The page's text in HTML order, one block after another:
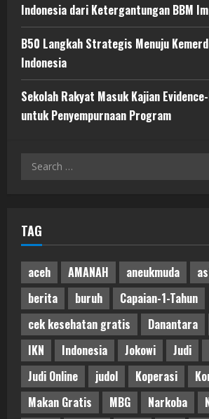
Indonesia dari Ketergantungan BBM
B50 Langkah Strategis Menuju
Indonesia
Sekolah Rakyat Masuk Kajian
untuk Penyempurnaan Program
Search
TAG
aceh AMANAH aneukmuda
berita
buruh
Capaian-1-Tahun
cek kesehatan gratis
Danantara
IKN
Indonesia Jokowi Judi
Judi Online
judol Koperasi
Makan Gratis
MBG Narkoba